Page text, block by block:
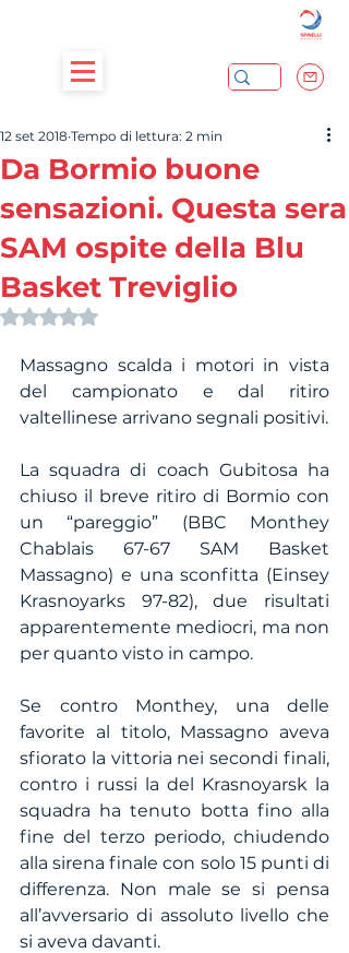
Da Bormio buone
sensazioni. Questa sera
SAM ospite della Blu
Basket Treviglio
12 set 2018 Tempo di lettura: 2 min
Valutazione NaN stelle su 5.
Massagno scalda i motori in vista
del campionato e dal ritiro
valtellinese arrivano segnali positivi.
La squadra di coach Gubitosa ha
chiuso il breve ritiro di Bormio con
un “pareggio” (BBC Monthey
Chablais 67-67 SAM Basket
Massagno) e una sconfitta (Einsey
Krasnoyarks 97-82), due risultati
apparentemente mediocri, ma non
per quanto visto in campo.
Se contro Monthey, una delle
favorite al titolo, Massagno aveva
sfiorato la vittoria nei secondi finali,
contro i russi la del Krasnoyarsk la
squadra ha tenuto botta fino alla
fine del terzo periodo, chiudendo
alla sirena finale con solo 15 punti di
differenza. Non male se si pensa
all’avversario di assoluto livello che
si aveva davanti.